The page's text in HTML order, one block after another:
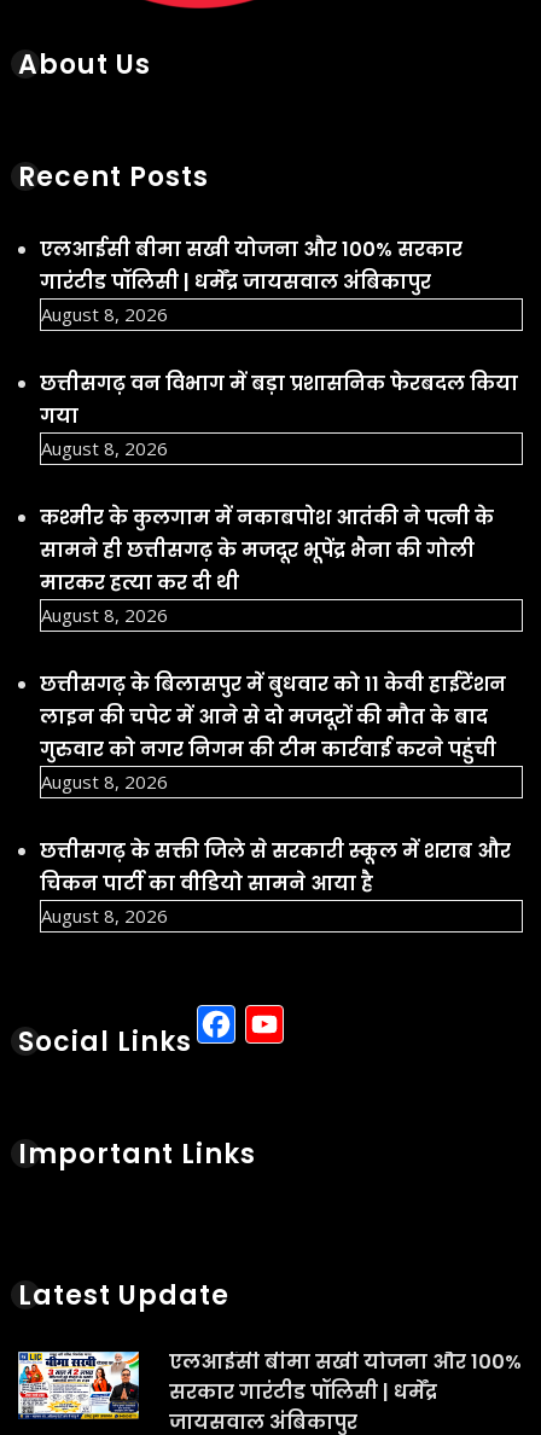
About Us
Recent Posts
एलआईसी बीमा सखी योजना और 100% सरकार
गारंटीड पॉलिसी | धर्मेंद्र जायसवाल अंबिकापुर
August 8, 2026
छत्तीसगढ़ वन विभाग में बड़ा प्रशासनिक फेरबदल किया
गया
August 8, 2026
कश्मीर के कुलगाम में नकाबपोश आतंकी ने पत्नी के
सामने ही छत्तीसगढ़ के मजदूर भूपेंद्र भैना की गोली
मारकर हत्या कर दी थी
August 8, 2026
छत्तीसगढ़ के बिलासपुर में बुधवार को 11 केवी हाईटेंशन
लाइन की चपेट में आने से दो मजदूरों की मौत के बाद
गुरुवार को नगर निगम की टीम कार्रवाई करने पहुंची
August 8, 2026
छत्तीसगढ़ के सक्ती जिले से सरकारी स्कूल में शराब और
चिकन पार्टी का वीडियो सामने आया है
August 8, 2026
Social Links Facebook
Important Links
Latest Update
एलआईसी बीमा सखी योजना और 100%
सरकार गारंटीड पॉलिसी | धर्मेंद्र
जायसवाल अंबिकापुर